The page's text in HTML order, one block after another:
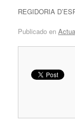
REGIDORIA
Publicado en